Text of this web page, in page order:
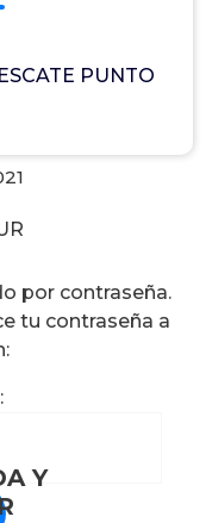
PUNTO
Y
por contraseña.
tu contraseña a